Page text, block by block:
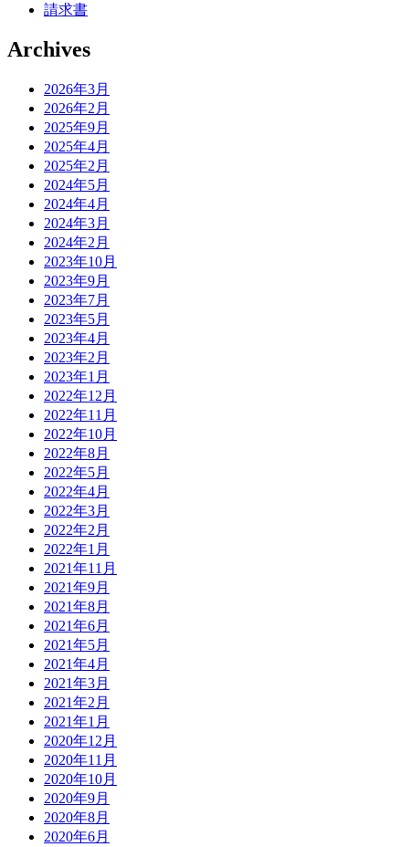
請求書
Archives
2026年3月
2026年2月
2025年9月
2025年4月
2025年2月
2024年5月
2024年4月
2024年3月
2024年2月
2023年10月
2023年9月
2023年7月
2023年5月
2023年4月
2023年2月
2023年1月
2022年12月
2022年11月
2022年10月
2022年8月
2022年5月
2022年4月
2022年3月
2022年2月
2022年1月
2021年11月
2021年9月
2021年8月
2021年6月
2021年5月
2021年4月
2021年3月
2021年2月
2021年1月
2020年12月
2020年11月
2020年10月
2020年9月
2020年8月
2020年6月